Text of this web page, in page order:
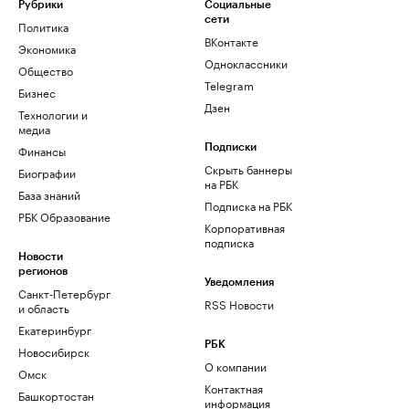
Рубрики
Политика
Экономика
Общество
Бизнес
Технологии и
медиа
Финансы
Биографии
База знаний
РБК Образование
Новости
регионов
Санкт-Петербург
и область
Екатеринбург
Новосибирск
Омск
Башкортостан
Социальные
сети
ВКонтакте
Одноклассники
Telegram
Дзен
Подписки
Скрыть баннеры
на РБК
Подписка на РБК
Корпоративная
подписка
Уведомления
RSS Новости
РБК
О компании
Контактная
информация